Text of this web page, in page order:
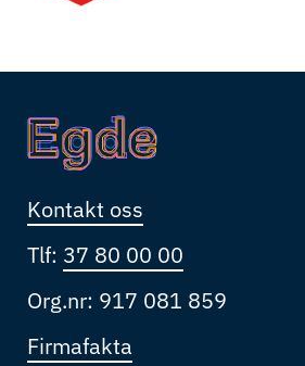
Kontakt oss
Tlf: 37 80 00 00
Org.nr: 917 081 859
Firmafakta